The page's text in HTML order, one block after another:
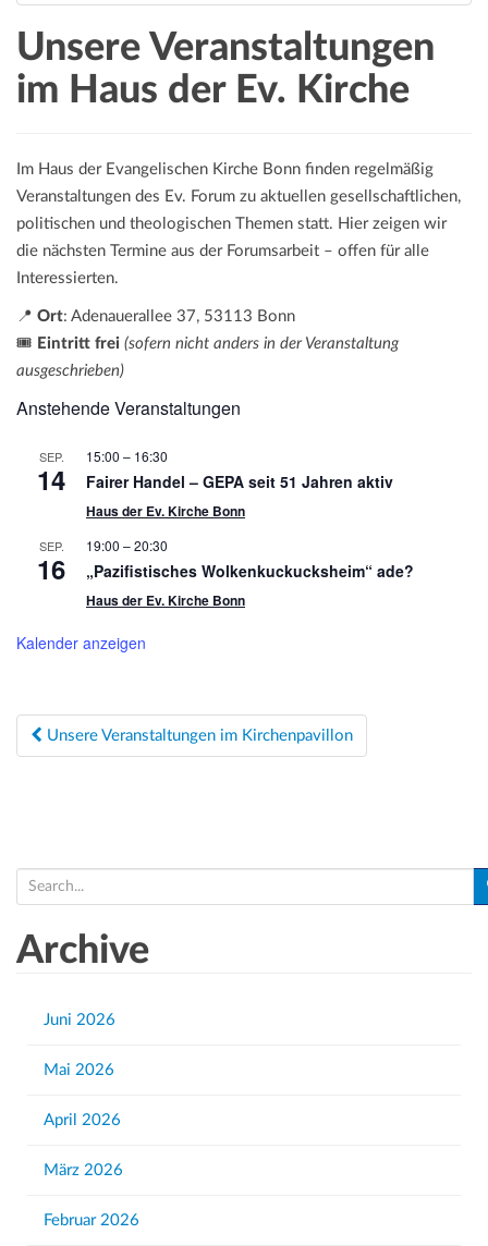
a
Unsere Veranstaltungen
im Haus der Ev. Kirche
Im Haus der Evangelischen Kirche Bonn finden regelmäßig
Veranstaltungen des Ev. Forum zu aktuellen gesellschaftlichen,
politischen und theologischen Themen statt. Hier zeigen wir
die nächsten Termine aus der Forumsarbeit – offen für alle
Interessierten.
📍 Ort: Adenauerallee 37, 53113 Bonn
🎟️ Eintritt frei (sofern nicht anders in der Veranstaltung
ausgeschrieben)
Anstehende Veranstaltungen
SEP.
14
15:00 – 16:30
Fairer Handel – GEPA seit 51 Jahren aktiv
Haus der Ev. Kirche Bonn
SEP.
16
19:00 –20:30
„Pazifistisches Wolkenkuckucksheim“ ade?
Haus der Ev. Kirche Bonn
Kalender anzeigen
Beitragsnavigation
Unsere Veranstaltungen im Kirchenpavillon
e
rArchive
Juni 2026
Mai 2026
April 2026
März 2026
Februar 2026